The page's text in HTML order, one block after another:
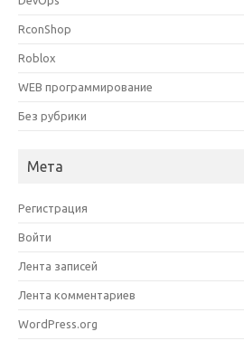
RconShop
Roblox
WEB программирование
Без рубрики
Мета
Регистрация
Войти
Лента записей
Лента комментариев
WordPress.org